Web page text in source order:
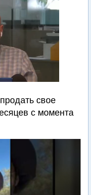
свое
с момента